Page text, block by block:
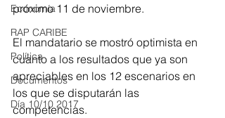
Economía
RAP CARIBE
Política
Documentos
Día 10/10 2017
próximo 11 de noviembre.
El mandatario se mostró optimista en
cuanto a los resultados que ya son
apreciables en los 12 escenarios en
los que se disputarán las
competencias.